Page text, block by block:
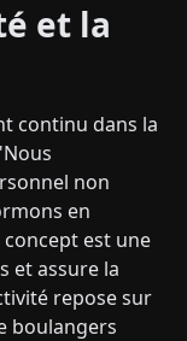
et la
continu dans la
non
en
concept est une
et assure la
repose sur
boulangers